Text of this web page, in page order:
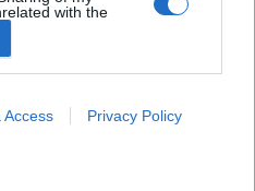
with the
collected.
Access Privacy Policy
Messengeren